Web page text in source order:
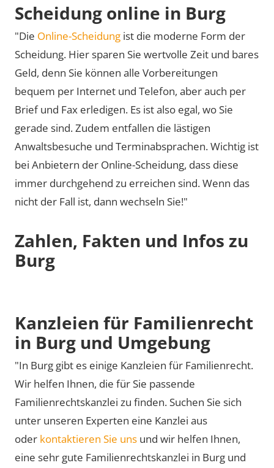
Scheidung online in Burg
"Die Online-Scheidung ist die moderne Form der
Scheidung. Hier sparen Sie wertvolle Zeit und bares
Geld, denn Sie können alle Vorbereitungen
bequem per Internet und Telefon, aber auch per
Brief und Fax erledigen. Es ist also egal, wo Sie
gerade sind. Zudem entfallen die lästigen
Anwaltsbesuche und Terminabsprachen. Wichtig ist
bei Anbietern der Online-Scheidung, dass diese
immer durchgehend zu erreichen sind. Wenn das
nicht der Fall ist, dann wechseln Sie!"
Zahlen, Fakten und Infos zu
Burg
Kanzleien für Familienrecht
in Burg und Umgebung
"In Burg gibt es einige Kanzleien für Familienrecht.
Wir helfen Ihnen, die für Sie passende
Familienrechtskanzlei zu finden. Suchen Sie sich
unter unseren Experten eine Kanzlei aus
oder kontaktieren Sie uns und wir helfen Ihnen,
eine sehr gute Familienrechtskanzlei in Burg und